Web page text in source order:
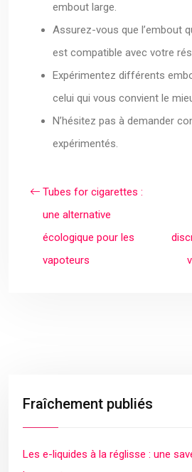
embout large.
Assurez-vous que l’embout
est compatible avec votre
Expérimentez différents
celui qui vous convient le
N’hésitez pas à demander
expérimentés.
Tubes for cigarettes :
une alternative
écologique pour les
vapoteurs
Fraîchement publiés
Les e-liquides à la réglisse : une